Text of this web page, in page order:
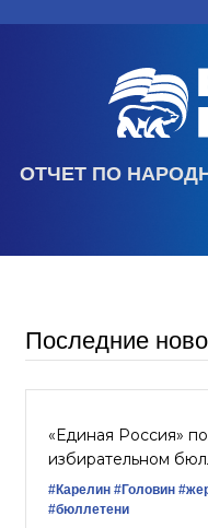
ОТЧЕТ ПО
Последние
«Единая Россия»
избирательном
#Карелин #Головин
#бюллетени